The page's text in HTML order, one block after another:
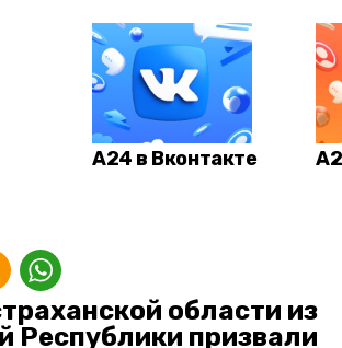
А24 в Вконтакте
области из
Республики призвали